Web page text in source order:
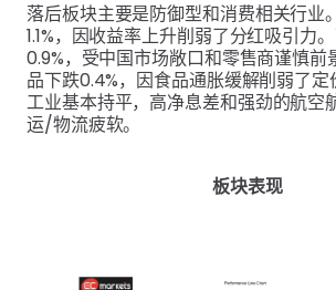
落后板块主要是防御型和消费相关行业
1.1%，因收益率上升削弱了分红吸引力
0.9%，受中国市场敞口和零售商谨慎前
品下跌0.4%，因食品通胀缓解削弱了定
工业基本持平，高净息差和强劲的航空
运/物流疲软。
板块表现